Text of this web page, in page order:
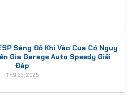
Sáng Đỏ Khi Vào Cua Có Nguy
Gia Garage Auto Speedy Giải
Đáp
Th9 23, 2025